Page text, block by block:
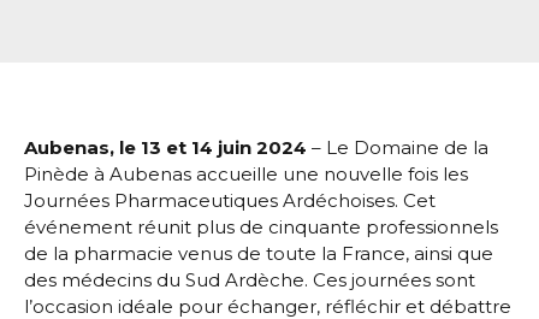
Aubenas, le 13 et 14 juin 2024 – Le Domaine de la
Pinède à Aubenas accueille une nouvelle fois les
Journées Pharmaceutiques Ardéchoises. Cet
événement réunit plus de cinquante professionnels
de la pharmacie venus de toute la France, ainsi que
des médecins du Sud Ardèche. Ces journées sont
l’occasion idéale pour échanger, réfléchir et débattre